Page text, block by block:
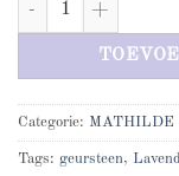
Categorie: MATHILDE
Tags: geursteen,